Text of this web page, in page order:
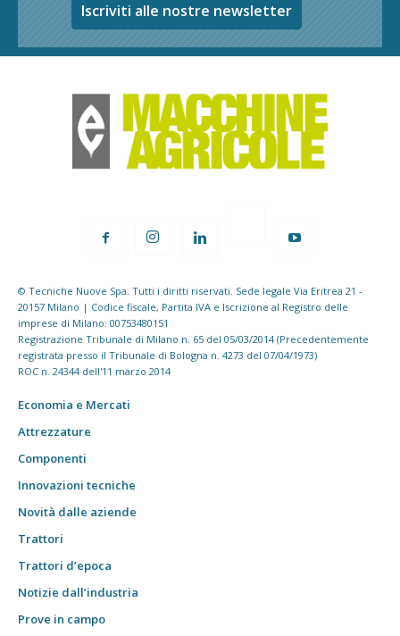
Iscriviti alle nostre newsletter
© Tecniche Nuove Spa. Tutti i diritti riservati. Sede legale Via Eritrea 21 -
20157 Milano | Codice fiscale, Partita IVA e Iscrizione al Registro delle
imprese di Milano: 00753480151
Registrazione Tribunale di Milano n. 65 del 05/03/2014 (Precedentemente
registrata presso il Tribunale di Bologna n. 4273 del 07/04/1973)
ROC n. 24344 dell'11 marzo 2014
Economia e Mercati
Attrezzature
Componenti
Innovazioni tecniche
Novità dalle aziende
Trattori
Trattori d’epoca
Notizie dall’industria
Prove in campo